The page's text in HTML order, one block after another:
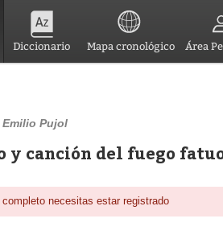
Diccionario Mapa cronológico Área
Emilio Pujol
canción del fuego fatuo
necesitas estar registrado